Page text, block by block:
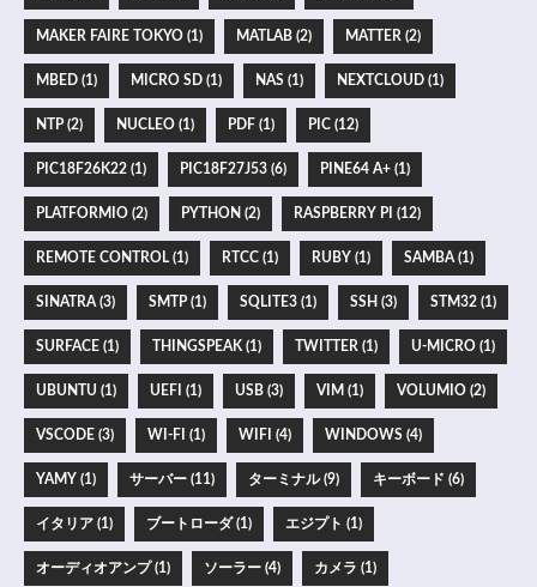
MAKER FAIRE TOKYO (1) MATLAB (2) MATTER (2)
MBED (1) MICRO SD (1) NAS (1) NEXTCLOUD (1)
NTP (2) NUCLEO (1) PDF (1) PIC (12)
PIC18F26K22 (1) PIC18F27J53 (6) PINE64 A+ (1)
PLATFORMIO (2) PYTHON (2) RASPBERRY PI (12)
REMOTE CONTROL (1) RTCC (1) RUBY (1) SAMBA (1)
SINATRA (3) SMTP (1) SQLITE3 (1) SSH (3) STM32 (1)
SURFACE (1) THINGSPEAK (1) TWITTER (1) U-MICRO (1)
UBUNTU (1) UEFI (1) USB (3) VIM (1) VOLUMIO (2)
VSCODE (3) WI-FI (1) WIFI (4) WINDOWS (4)
YAMY (1) サーバー (11) ターミナル (9) キーボード (6)
イタリア (1) ブートローダ (1) エジプト (1)
オーディオアンプ (1) ソーラー (4) カメラ (1)